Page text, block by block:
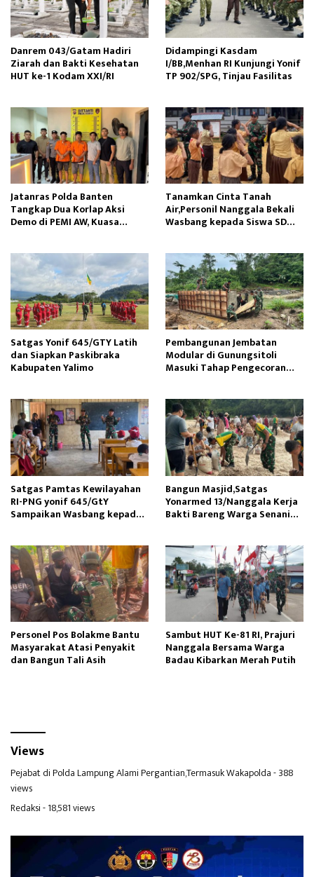
Danrem 043/Gatam Hadiri
Ziarah dan Bakti Kesehatan
HUT ke-1 Kodam XXI/RI
Didampingi Kasdam
I/BB,Menhan RI Kunjungi Yonif
TP 902/SPG, Tinjau Fasilitas
Jatanras Polda Banten
Tangkap Dua Korlap Aksi
Demo di PEMI AW, Kuasa
Tanamkan Cinta Tanah
Air,Personil Nanggala Bekali
Wasbang kepada Siswa SD
Satgas Yonif 645/GTY Latih
dan Siapkan Paskibraka
Kabupaten Yalimo
Pembangunan Jembatan
Modular di Gunungsitoli
Masuki Tahap Pengecoran
Satgas Pamtas Kewilayahan
RI-PNG yonif 645/GtY
Sampaikan Wasbang kepada
Bangun Masjid,Satgas
Yonarmed 13/Nanggala Kerja
Bakti Bareng Warga Senaning
Personel Pos Bolakme Bantu
Masyarakat Atasi Penyakit
dan Bangun Tali Asih
Sambut HUT Ke-81 RI, Prajuri
Nanggala Bersama Warga
Badau Kibarkan Merah Putih
Views
Pejabat di Polda Lampung Alami Pergantian,Termasuk Wakapolda- 388
views
Redaksi- 18,581 views